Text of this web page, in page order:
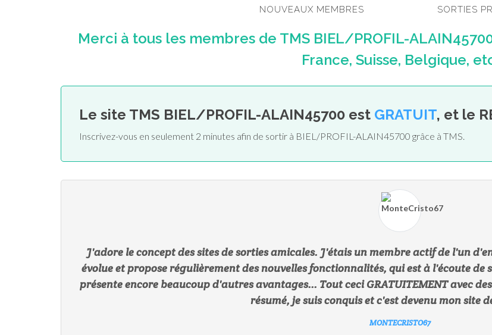
NOUVEAUX MEMBRES SORTIES
Merci à tous les membres de TMS BIEL/PROFIL-
France, Suisse, Belgique,
Le site TMS BIEL/PROFIL-ALAIN45700 est GRATUIT, et le
Inscrivez-vous en seulement 2 minutes afin de sortir à BIEL/PROFIL-ALAIN45700 grâce à TMS.
J'adore le concept des sites de sorties amicales. J'étais un membre actif de l'un
évolue et propose régulièrement des nouvelles fonctionnalités, qui est à l'écoute de
présente encore beaucoup d'autres avantages... Tout ceci GRATUITEMENT avec
résumé, je suis conquis et c'est devenu mon site
MONTECRISTO67
CITRONVERT
Voir d'autres témoignages sur TMS BIEL/PROFIL-ALAIN45700 et
GWEN29200
Voir d'autres témoignages sur TMS BIEL/PROFIL-ALAIN45700 et
PHILOU88
CHELYNE
Voir d'autres témoignages sur TMS BIEL/PROFIL-ALAIN45700 et
KITITI
Voir d'autres témoignages sur TMS BIEL/PROFIL-ALAIN45700 et